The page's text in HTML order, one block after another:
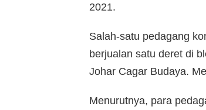
2021.
Salah-satu pedagang
berjualan satu deret di
Johar Cagar Budaya.
Menurutnya, para